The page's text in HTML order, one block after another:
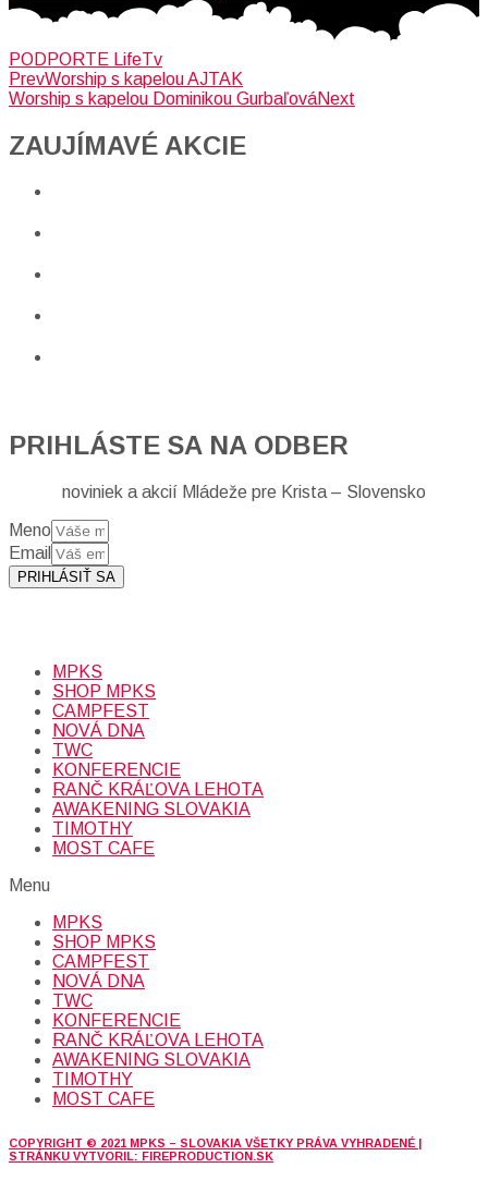
PODPORTE LifeTv
PrevWorship s kapelou AJTAK
Worship s kapelou Dominikou GurbaľováNext
ZAUJÍMAVÉ AKCIE​
PRIHLÁSTE SA NA ODBER
noviniek a akcií Mládeže pre Krista – Slovensko
Meno
Email
PRIHLÁSIŤ SA
MPKS
SHOP MPKS
CAMPFEST
NOVÁ DNA
TWC
KONFERENCIE
RANČ KRÁĽOVA LEHOTA
AWAKENING SLOVAKIA
TIMOTHY
MOST CAFE
Menu
MPKS
SHOP MPKS
CAMPFEST
NOVÁ DNA
TWC
KONFERENCIE
RANČ KRÁĽOVA LEHOTA
AWAKENING SLOVAKIA
TIMOTHY
MOST CAFE
COPYRIGHT © 2021 MPKS – SLOVAKIA VŠETKY PRÁVA VYHRADENÉ |
STRÁNKU VYTVORIL: FIREPRODUCTION.SK